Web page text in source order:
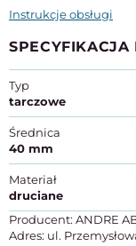
Instrukcje obsługi
SPECYFIKACJA
Typ
tarczowe
Średnica
40 mm
Materiał
druciane
Producent: ANDRE
Adres: ul.